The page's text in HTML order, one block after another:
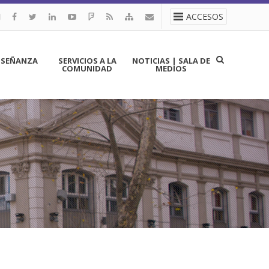
ACCESOS
SERVICIOS A LA
COMUNIDAD
NOTICIAS | SALA DE
MEDIOS